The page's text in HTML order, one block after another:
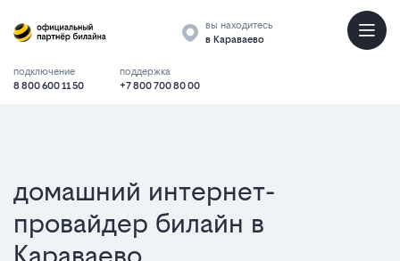
вы находитесь
в Караваево
подключение
8 800 600 11 50
поддержка
+7 800 700 80 00
домашний интернет-
провайдер билайн в